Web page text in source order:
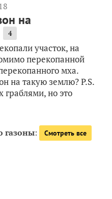
на
4
участок, на
перекопанной
мха.
на такую землю? P.S.
граблями, но это
газоны: Смотреть все